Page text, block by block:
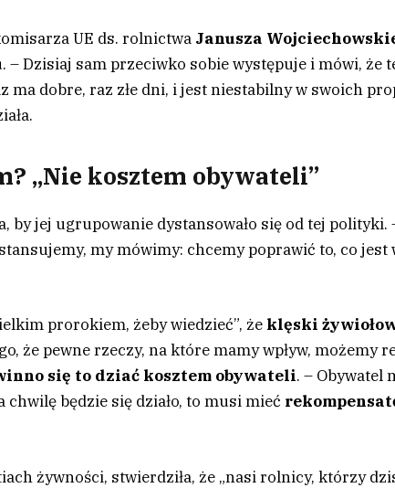
UE ds. rolnictwa Janusza
. – Dzisiaj sam przeciwko sobie występuje i mówi, że
dobre, raz złe dni, i jest niestabilny w swoich
„Nie kosztem obywateli”
by jej ugrupowanie dystansowało się od tej polityki.
my mówimy: chcemy poprawić to, co jest
prorokiem, żeby wiedzieć”, że klęski
że pewne rzeczy, na które mamy wpływ, możemy
się to dziać kosztem obywateli. – Obywatel
chwilę będzie się działo, to musi mieć
żywności, stwierdziła, że „nasi rolnicy, którzy